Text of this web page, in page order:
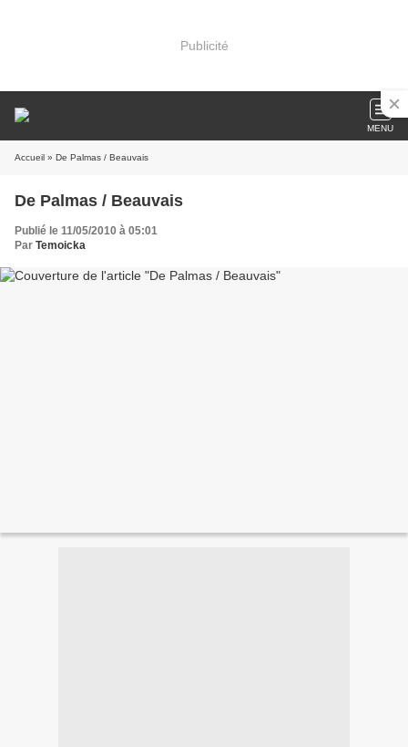
Publicité
MENU
Accueil » De Palmas / Beauvais
De Palmas / Beauvais
Publié le 11/05/2010 à 05:01
Par Temoicka